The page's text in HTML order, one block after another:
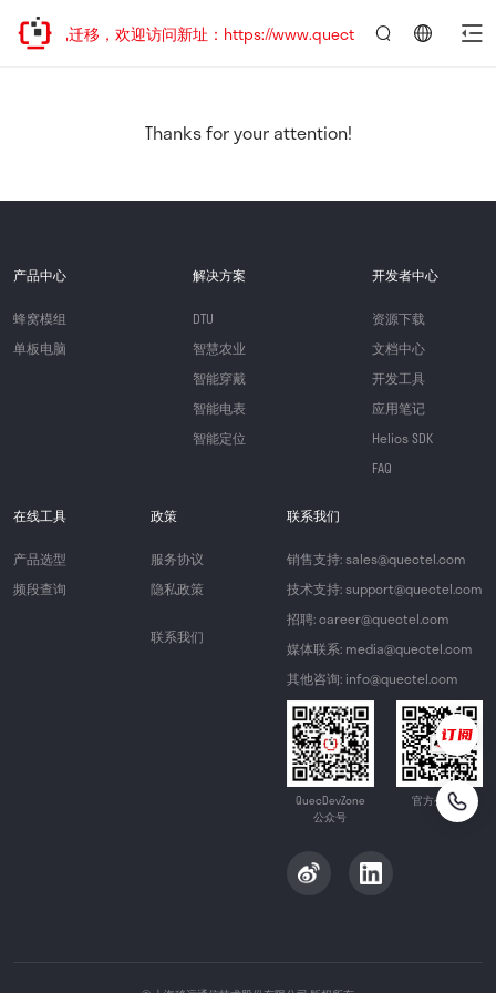
地址已迁移，欢迎访问新址：https://www.quectel.com.cn
Thanks for your attention!
产品中心
蜂窝模组
单板电脑
解决方案
DTU
智慧农业
智能穿戴
智能电表
智能定位
开发者中心
资源下载
文档中心
开发工具
应用笔记
Helios SDK
FAQ
在线工具
产品选型
频段查询
政策
服务协议
隐私政策
联系我们
联系我们
销售支持: sales@quectel.com
技术支持: support@quectel.com
招聘: career@quectel.com
媒体联系: media@quectel.com
其他咨询: info@quectel.com
QuecDevZone
公众号
官方公众号